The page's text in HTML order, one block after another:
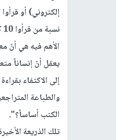
الأهم فيه هي أنّ
يعقل أنّ إنساناً
إلى الاكتفاء
والطباعة
الكتب أساساً؟".
تلك الذريعة